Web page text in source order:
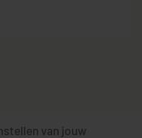
van jouw